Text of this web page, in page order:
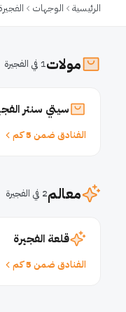
الرئيسية الوجهات
مولات1 في الفجيرة
سيتي سنتر
الفنادق ضمن 5 كم
معالم2 في الفجيرة
قلعة الفجيرة
الفنادق ضمن 5 كم